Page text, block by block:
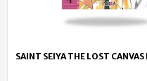
SAINT SEIYA THE LOST